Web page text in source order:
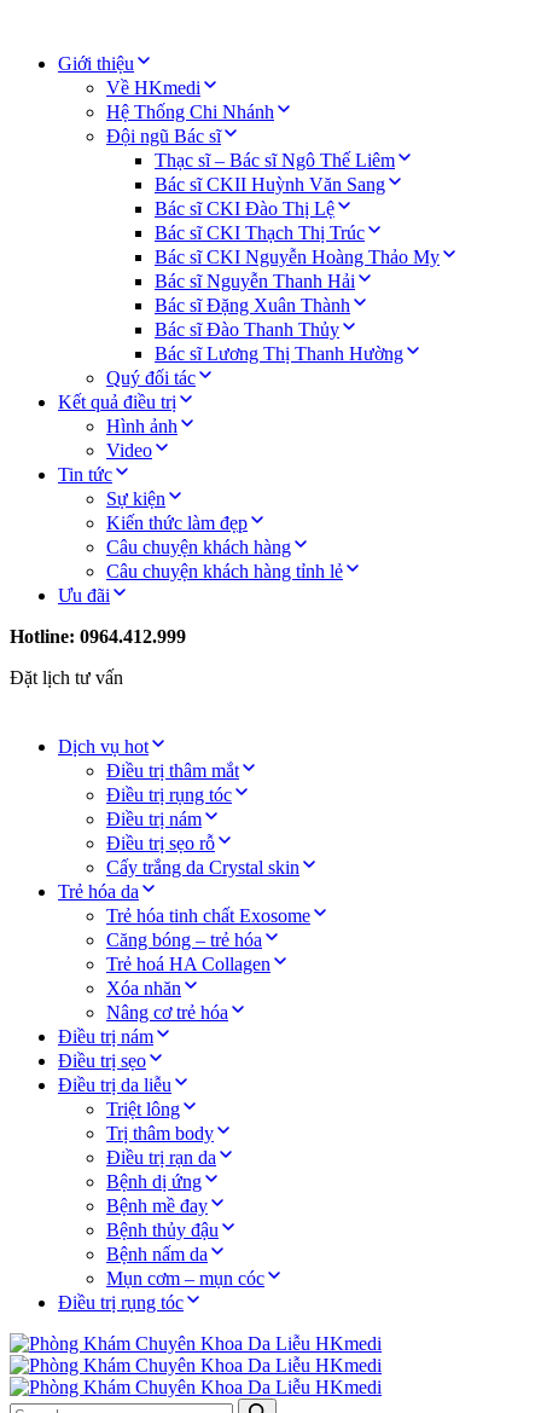
Giới thiệu
Về HKmedi
Hệ Thống Chi Nhánh
Đội ngũ Bác sĩ
Thạc sĩ – Bác sĩ Ngô Thế Liêm
Bác sĩ CKII Huỳnh Văn Sang
Bác sĩ CKI Đào Thị Lệ
Bác sĩ CKI Thạch Thị Trúc
Bác sĩ CKI Nguyễn Hoàng Thảo My
Bác sĩ Nguyễn Thanh Hải
Bác sĩ Đặng Xuân Thành
Bác sĩ Đào Thanh Thủy
Bác sĩ Lương Thị Thanh Hường
Quý đối tác
Kết quả điều trị
Hình ảnh
Video
Tin tức
Sự kiện
Kiến thức làm đẹp
Câu chuyện khách hàng
Câu chuyện khách hàng tỉnh lẻ
Ưu đãi
Hotline: 0964.412.999
Đặt lịch tư vấn
Dịch vụ hot
Điều trị thâm mắt
Điều trị rụng tóc
Điều trị nám
Điều trị sẹo rỗ
Cấy trắng da Crystal skin
Trẻ hóa da
Trẻ hóa tinh chất Exosome
Căng bóng – trẻ hóa
Trẻ hoá HA Collagen
Xóa nhăn
Nâng cơ trẻ hóa
Điều trị nám
Điều trị sẹo
Điều trị da liễu
Triệt lông
Trị thâm body
Điều trị rạn da
Bệnh dị ứng
Bệnh mề đay
Bệnh thủy đậu
Bệnh nấm da
Mụn cơm – mụn cóc
Điều trị rụng tóc